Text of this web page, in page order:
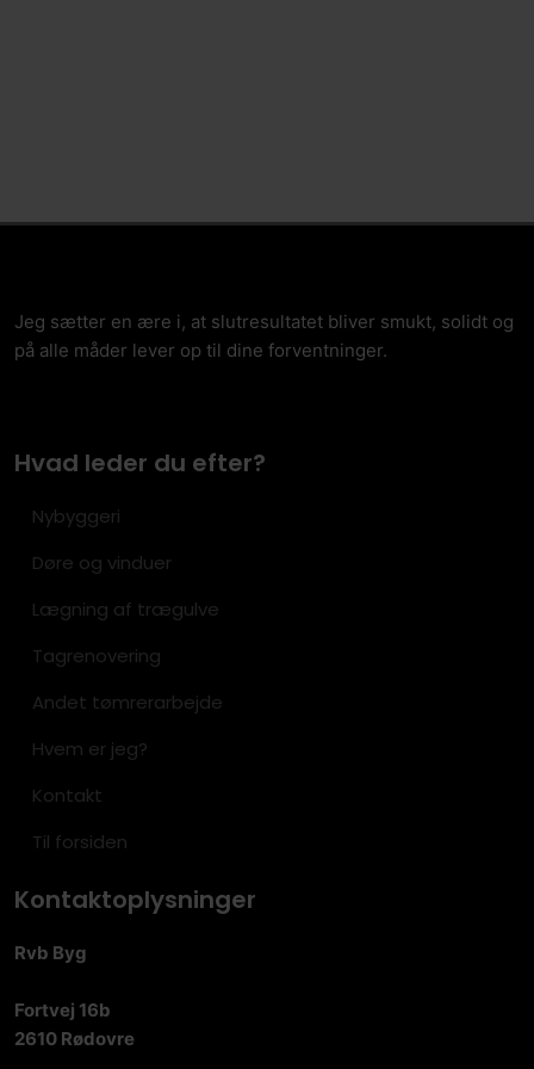
Jeg sætter en ære i, at slutresultatet bliver smukt, solidt og
på alle måder lever op til dine forventninger.
Hvad leder du efter?
Nybyggeri
Døre og vinduer
Lægning af trægulve
Tagrenovering
Andet tømrerarbejde
Hvem er jeg?
Kontakt
Til forsiden
Kontaktoplysninger
Rvb Byg
Fortvej 16b
2610 Rødovre